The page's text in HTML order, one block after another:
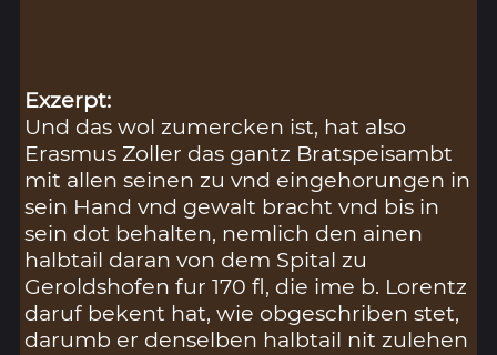
Exzerpt:
Und das wol zumercken ist, hat also
Erasmus Zoller das gantz Bratspeisambt
mit allen seinen zu vnd eingehorungen in
sein Hand vnd gewalt bracht vnd bis in
sein dot behalten, nemlich den ainen
halbtail daran von dem Spital zu
Geroldshofen fur 170 fl, die ime b. Lorentz
daruf bekent hat, wie obgeschriben stet,
darumb er denselben halbtail nit zulehen